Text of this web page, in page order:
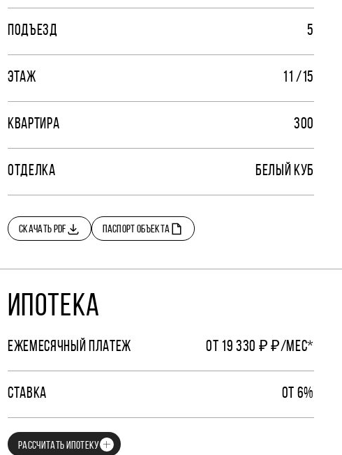
ПОДЪЕЗД 5
ЭТАЖ 11 /15
КВАРТИРА 300
ОТДЕЛКА БЕЛЫЙ КУБ
СКАЧАТЬ PDF ПАСПОРТ ОБЪЕКТА
ИПОТЕКА
ЕЖЕМЕСЯЧНЫЙ ПЛАТЕЖ ОТ 19 330 ₽ ₽/МЕС*
СТАВКА ОТ 6%
РАССЧИТАТЬ ИПОТЕКУ